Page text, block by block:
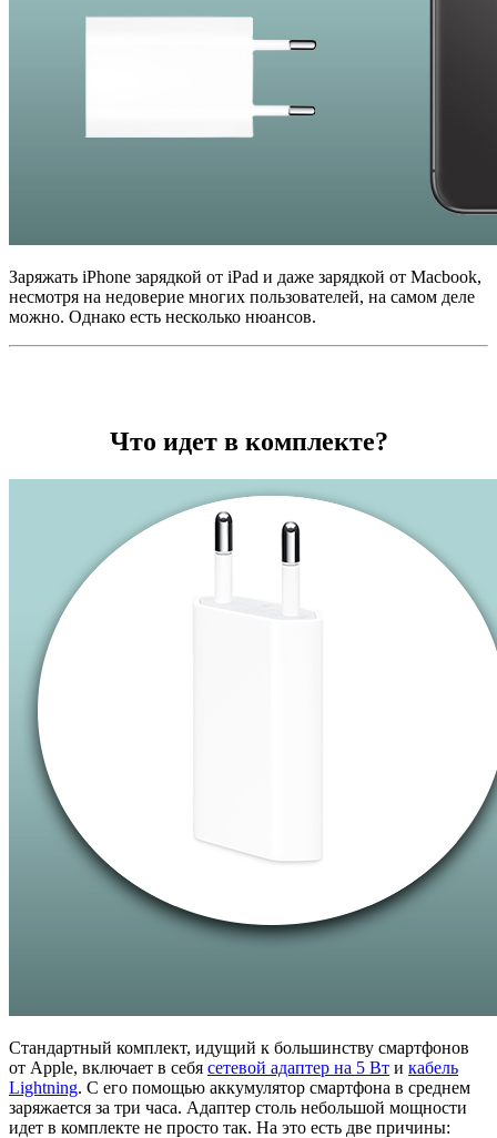
Заряжать iPhone зарядкой от iPad и даже зарядкой от Macbook,
несмотря на недоверие многих пользователей, на самом деле
можно. Однако есть несколько нюансов.
Что идет в комплекте?
Стандартный комплект, идущий к большинству смартфонов
от Apple, включает в себя сетевой адаптер на 5 Вт и кабель
Lightning. С его помощью аккумулятор смартфона в среднем
заряжается за три часа. Адаптер столь небольшой мощности
идет в комплекте не просто так. На это есть две причины: